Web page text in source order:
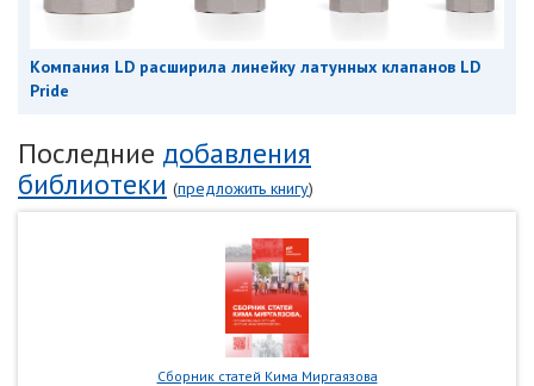
Компания LD расширила линейку латунных клапанов LD
Pride
Последние добавления
библиотеки (предложить книгу)
Сборник статей Кима Миргаязова